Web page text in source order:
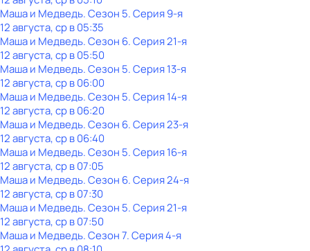
Маша и Медведь. Сезон 5. Серия 9-я
12 августа, ср в 05:35
Маша и Медведь. Сезон 6. Серия 21-я
12 августа, ср в 05:50
Маша и Медведь. Сезон 5. Серия 13-я
12 августа, ср в 06:00
Маша и Медведь. Сезон 5. Серия 14-я
12 августа, ср в 06:20
Маша и Медведь. Сезон 6. Серия 23-я
12 августа, ср в 06:40
Маша и Медведь. Сезон 5. Серия 16-я
12 августа, ср в 07:05
Маша и Медведь. Сезон 6. Серия 24-я
12 августа, ср в 07:30
Маша и Медведь. Сезон 5. Серия 21-я
12 августа, ср в 07:50
Маша и Медведь. Сезон 7. Серия 4-я